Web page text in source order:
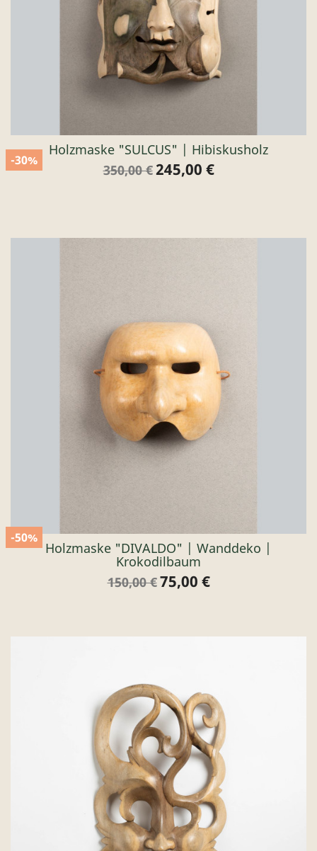
Holzmaske "SULCUS" | Hibiskusholz
Verkaufspreis
350,00 €
-30%
Preis
245,00 €
Holzmaske "DIVALDO" | Wanddeko |
Krokodilbaum
Verkaufspreis
150,00 €
-50%
Preis
75,00 €